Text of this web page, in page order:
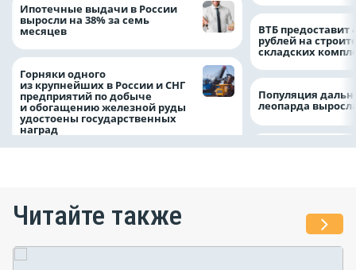
Ипотечные выдачи в России
выросли на 38% за семь
месяцев
Горняки одного
из крупнейших в России и СНГ
предприятий по добыче
и обогащению железной руды
удостоены государственных
наград
ВТБ предоставит
рублей на
складских
Популяция
леопарда
Читайте также